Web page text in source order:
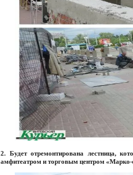
2. Будет отремонтирована лестница,
амфитеатром и торговым центром «Марко-